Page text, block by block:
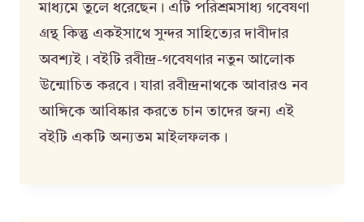
মাধ্যমে তুলে ধরেছেন। এটি পরিশ্রমসাধ্য গবেষণা
গ্রন্থ কিন্তু একইসাথে সুন্দর সাহিত্যের দাবীদার
অবশ্যই। বইটি রবীন্দ্র-গবেষণার নতুন আলোক
উন্মোচিত করবে। যারা রবীন্দ্রনাথকে আবারও নব
আঙ্গিকে আবিষ্কার করতে চান তাদের জন্য এই
বইটি একটি অন্যতম মাইলফলক।